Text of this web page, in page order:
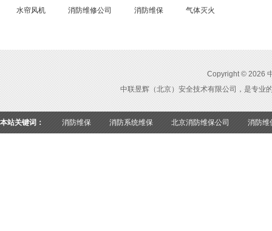
水帘风机
消防维修公司 消防维保 气体灭火
Copyright © 2026
中联昱辉（北京）安全技术有限公司，是专业
本站关键词： 消防维保 消防系统维保 北京消防维保公司 消防维